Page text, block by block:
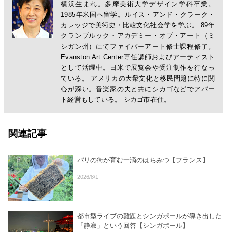
横浜生まれ。多摩美術大学デザイン学科卒業。
1985年米国へ留学。ルイス・アンド・クラーク・
カレッジで美術史・比較文化社会学を学ぶ。 89年
クランブルック・アカデミー・オブ・アート（ミ
シガン州）にてファイバーアート修士課程修了。
Evanston Art Center専任講師およびアーティスト
として活躍中。日米で展覧会や受注制作を行なっ
ている。 アメリカの大衆文化と移民問題に特に関
心が深い。音楽家の夫と共にシカゴなどでアパー
ト経営もしている。 シカゴ市在住。
関連記事
パリの街が育む一滴のはちみつ【フランス】
2026/8/1
都市型ライブの難題とシンガポールが導き出した
「静寂」という回答【シンガポール】